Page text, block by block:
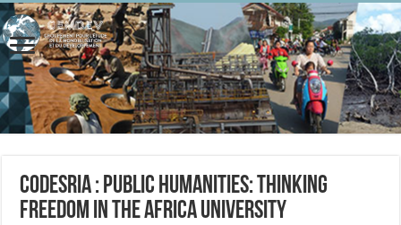
CODESRIA : Public Humanities: Thinking
freedom in the Africa University